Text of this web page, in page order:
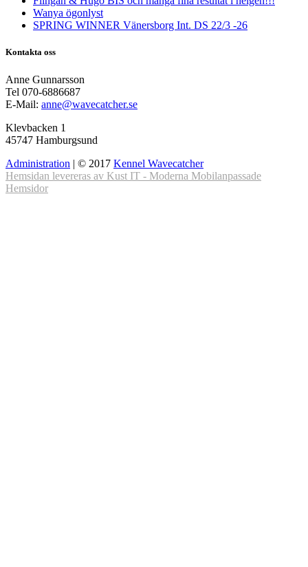
Wanya ögonlyst
SPRING WINNER Vänersborg Int. DS 22/3 -26
Kontakta oss
Anne Gunnarsson
Tel 070-6886687
E-Mail: anne@wavecatcher.se
Klevbacken 1
45747 Hamburgsund
Administration | © 2017 Kennel Wavecatcher
Hemsidan levereras av Kust IT - Moderna Mobilanpassade
Hemsidor